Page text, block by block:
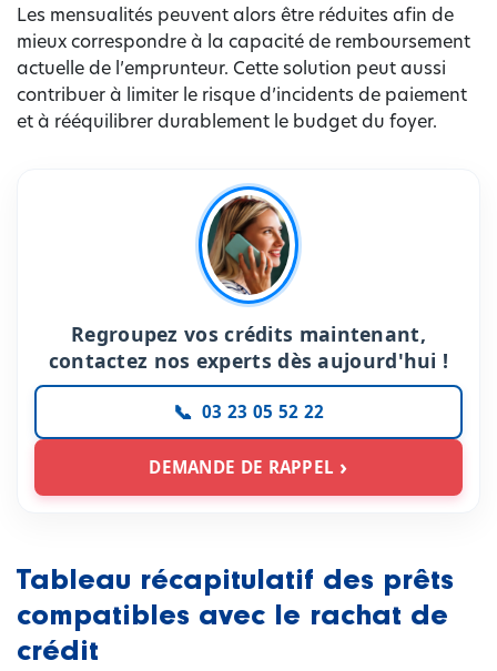
Les mensualités peuvent alors être réduites afin de
mieux correspondre à la capacité de remboursement
actuelle de l’emprunteur. Cette solution peut aussi
contribuer à limiter le risque d’incidents de paiement
et à rééquilibrer durablement le budget du foyer.
Regroupez vos crédits maintenant,
contactez nos experts dès aujourd'hui !
03 23 05 52 22
DEMANDE DE RAPPEL
Tableau récapitulatif des prêts
compatibles avec le rachat de
crédit